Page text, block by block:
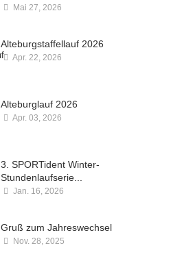
Mai 27, 2026
Alteburgstaffellauf 2026
Apr. 22, 2026
Alteburglauf 2026
Apr. 03, 2026
3. SPORTident Winter-
Stundenlaufserie...
Jan. 16, 2026
Gruß zum Jahreswechsel
Nov. 28, 2025